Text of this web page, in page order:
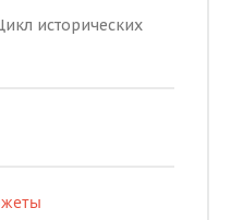
исторических